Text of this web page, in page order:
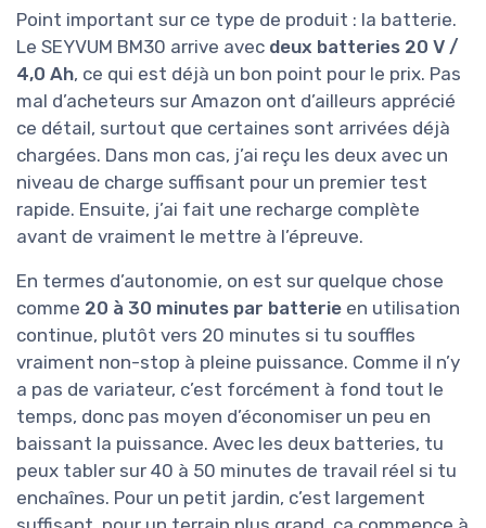
Point important sur ce type de produit : la batterie.
Le SEYVUM BM30 arrive avec deux batteries 20 V /
4,0 Ah, ce qui est déjà un bon point pour le prix. Pas
mal d’acheteurs sur Amazon ont d’ailleurs apprécié
ce détail, surtout que certaines sont arrivées déjà
chargées. Dans mon cas, j’ai reçu les deux avec un
niveau de charge suffisant pour un premier test
rapide. Ensuite, j’ai fait une recharge complète
avant de vraiment le mettre à l’épreuve.
En termes d’autonomie, on est sur quelque chose
comme 20 à 30 minutes par batterie en utilisation
continue, plutôt vers 20 minutes si tu souffles
vraiment non-stop à pleine puissance. Comme il n’y
a pas de variateur, c’est forcément à fond tout le
temps, donc pas moyen d’économiser un peu en
baissant la puissance. Avec les deux batteries, tu
peux tabler sur 40 à 50 minutes de travail réel si tu
enchaînes. Pour un petit jardin, c’est largement